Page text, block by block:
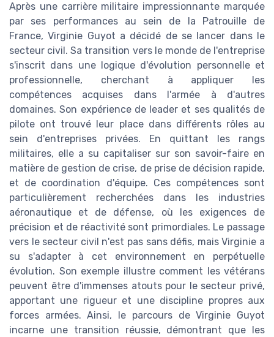
Après une carrière militaire impressionnante marquée
par ses performances au sein de la Patrouille de
France, Virginie Guyot a décidé de se lancer dans le
secteur civil. Sa transition vers le monde de l'entreprise
s'inscrit dans une logique d'évolution personnelle et
professionnelle, cherchant à appliquer les
compétences acquises dans l'armée à d'autres
domaines. Son expérience de leader et ses qualités de
pilote ont trouvé leur place dans différents rôles au
sein d'entreprises privées. En quittant les rangs
militaires, elle a su capitaliser sur son savoir-faire en
matière de gestion de crise, de prise de décision rapide,
et de coordination d'équipe. Ces compétences sont
particulièrement recherchées dans les industries
aéronautique et de défense, où les exigences de
précision et de réactivité sont primordiales. Le passage
vers le secteur civil n'est pas sans défis, mais Virginie a
su s'adapter à cet environnement en perpétuelle
évolution. Son exemple illustre comment les vétérans
peuvent être d'immenses atouts pour le secteur privé,
apportant une rigueur et une discipline propres aux
forces armées. Ainsi, le parcours de Virginie Guyot
incarne une transition réussie, démontrant que les